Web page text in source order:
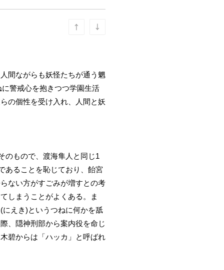
間ながらも妖怪たちが通う魍
警戒心を抱きつつ学園生活
の個性を受け入れ、人間と妖
のもので、渡海隼人と同じ1
あることを恥じており、飴宮
ない方がすごみが増すとの考
しまうことがよくある。ま
えき)というつねに何かを舐
、隠神刑部から案内役を命じ
碧からは「ハッカ」と呼ばれ